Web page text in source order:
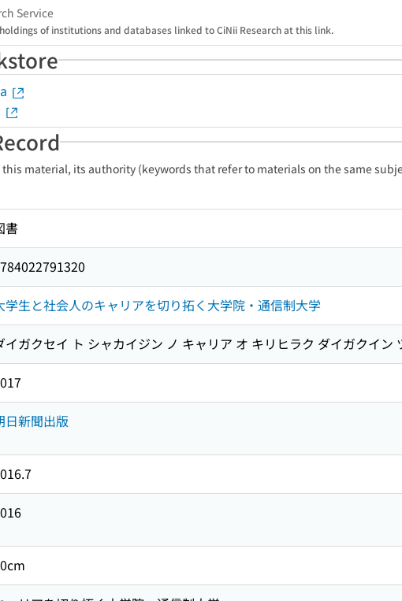
Service
of institutions and databases linked to CiNii Research at this link.
material, its authority (keywords that refer to materials on the same
書
学生と社会人のキャリアを切り拓く大学院・通信制大学
イガクセイ ト シャカイジン ノ キャリア オ キリヒラク ダイガクイン
日新聞出版